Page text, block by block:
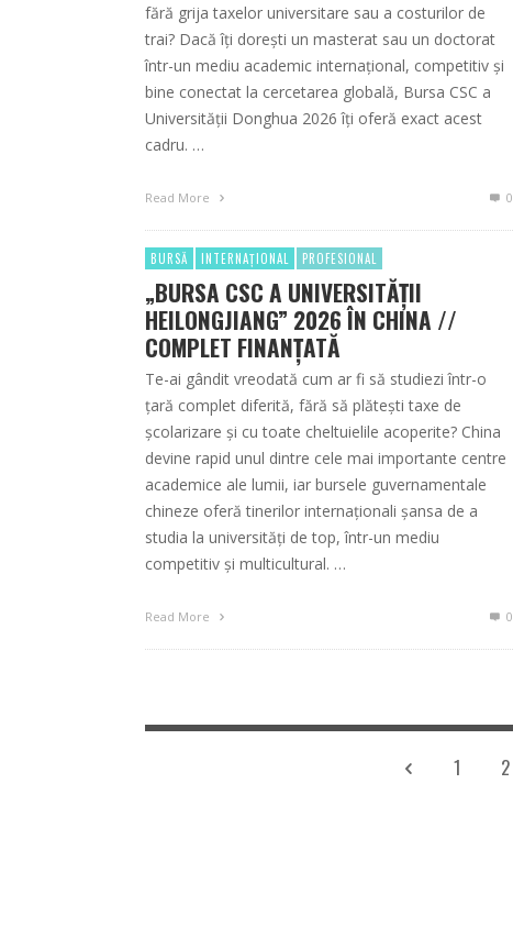
fără grija taxelor universitare sau a costurilor de
trai? Dacă îți dorești un masterat sau un doctorat
într-un mediu academic internațional, competitiv și
bine conectat la cercetarea globală, Bursa CSC a
Universității Donghua 2026 îți oferă exact acest
cadru. …
Read More 0
BURSĂ INTERNAȚIONAL PROFESIONAL
„BURSA CSC A UNIVERSITĂȚII
HEILONGJIANG” 2026 ÎN CHINA //
COMPLET FINANȚATĂ
Te-ai gândit vreodată cum ar fi să studiezi într-o
țară complet diferită, fără să plătești taxe de
școlarizare și cu toate cheltuielile acoperite? China
devine rapid unul dintre cele mai importante centre
academice ale lumii, iar bursele guvernamentale
chineze oferă tinerilor internaționali șansa de a
studia la universități de top, într-un mediu
competitiv și multicultural. …
Read More 0
1 2